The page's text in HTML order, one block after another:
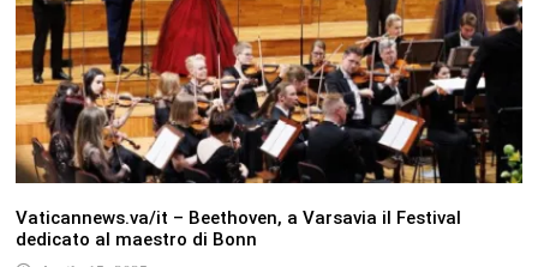
Vaticannews.va/it – Beethoven, a Varsavia il Festival
dedicato al maestro di Bonn